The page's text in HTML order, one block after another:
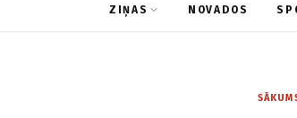
ZIŅAS NOVADOS